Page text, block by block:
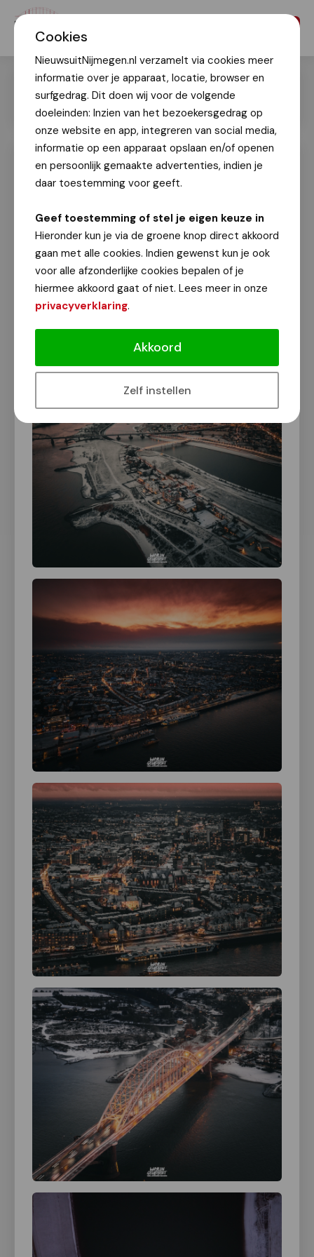
Cookies
NieuwsuitNijmegen.nl verzamelt via cookies meer
informatie over je apparaat, locatie, browser en
surfgedrag. Dit doen wij voor de volgende
doeleinden: Inzien van het bezoekersgedrag op
onze website en app, integreren van social media,
informatie op een apparaat opslaan en/of openen
en persoonlijk gemaakte advertenties, indien je
daar toestemming voor geeft.
Geef toestemming of stel je eigen keuze in
Hieronder kun je via de groene knop direct akkoord
gaan met alle cookies. Indien gewenst kun je ook
voor alle afzonderlijke cookies bepalen of je
hiermee akkoord gaat of niet. Lees meer in onze
privacyverklaring.
Akkoord
Zelf instellen
Mooi Nijmegen! Onze stad in de
sneeuw
Op vrijdag 2 januari maakteWaylon Geulebertdeze
sprookjesachtige dronefoto's van een besneeuwd
Nijmegen.
Klik op een foto voor vergrote weergave